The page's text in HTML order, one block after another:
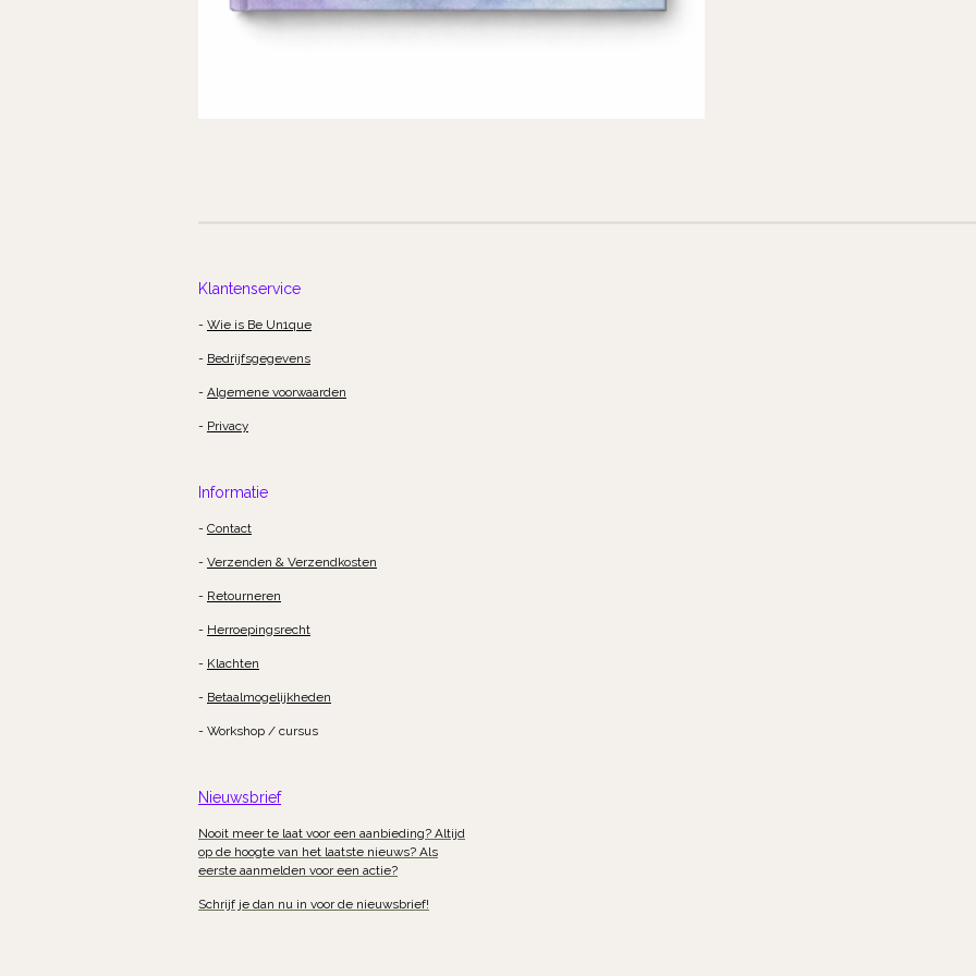
Klantenservice
- Wie is Be Un1que
- Bedrijfsgegevens
- Algemene voorwaarden
- Privacy
Informatie
- Contact
- Verzenden & Verzendkosten
- Retourneren
- Herroepingsrecht
- Klachten
- Betaalmogelijkheden
- Workshop / cursus
Nieuwsbrief
Nooit meer te laat voor een aanbieding? Altijd
op de hoogte van het laatste nieuws? Als
eerste aanmelden voor een actie?
Schrijf je dan nu in voor de nieuwsbrief!